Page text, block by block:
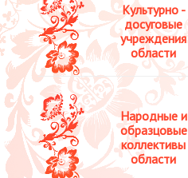
Культурно -
досуговые
учреждения
области
Народные и
образцовые
коллективы
области